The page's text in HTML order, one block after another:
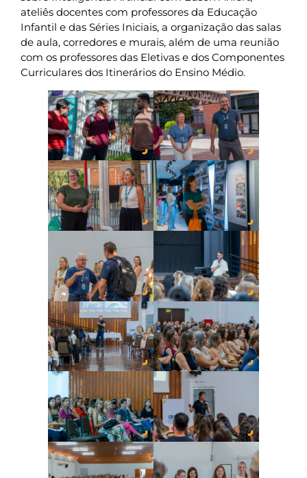
ateliês docentes com professores da Educação
Infantil e das Séries Iniciais, a organização das salas
de aula, corredores e murais, além de uma reunião
com os professores das Eletivas e dos Componentes
Curriculares dos Itinerários do Ensino Médio.